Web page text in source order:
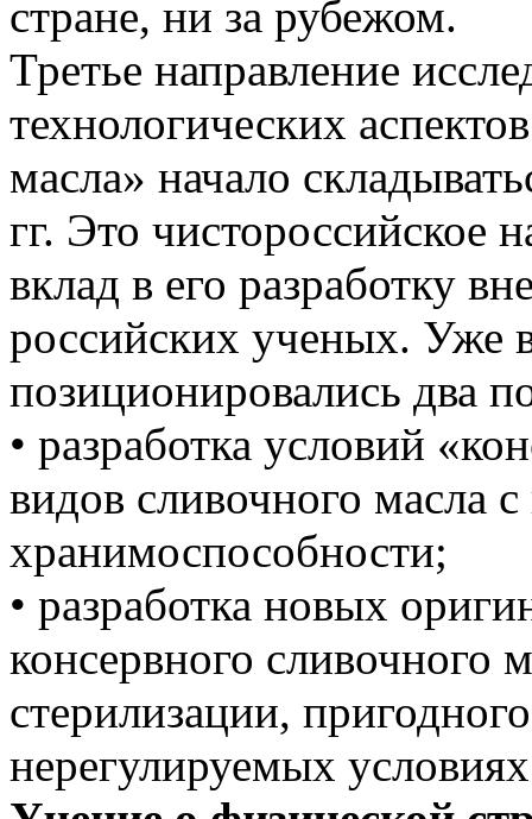
стране, ни за рубежом.
Третье направление
технологических
масла» начало
гг. Это чистороссийское
вклад в его разработку
российских ученых. Уже
позиционировались два
• разработка условий
видов сливочного масла
хранимоспособности;
• разработка новых
консервного сливочного
стерилизации,
нерегулируемых